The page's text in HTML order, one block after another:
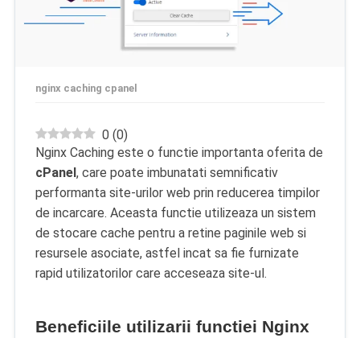
nginx caching cpanel
0 (0)
Nginx Caching este o functie importanta oferita de
cPanel , care poate imbunatati semnificativ
performanta site-urilor web prin reducerea timpilor
de incarcare. Aceasta functie utilizeaza un sistem
de stocare cache pentru a retine paginile web si
resursele asociate, astfel incat sa fie furnizate
rapid utilizatorilor care acceseaza site-ul.
Beneficiile utilizarii functiei Nginx